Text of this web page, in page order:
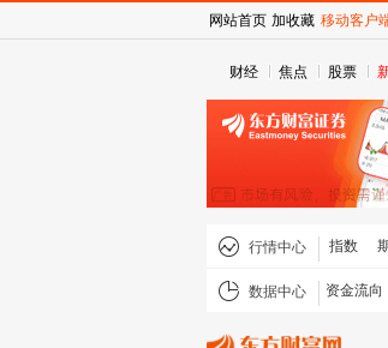
财经 焦点 股票
行情中心 指数
数据中心 资金流向
网站首页 加收藏 移动客户